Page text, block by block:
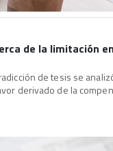
de la limitación
de tesis se
derivado de la